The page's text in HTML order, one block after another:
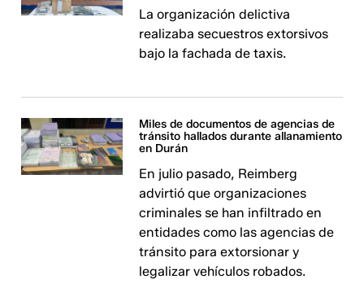
La organización delictiva
realizaba secuestros extorsivos
bajo la fachada de taxis.
Miles de documentos de agencias de
tránsito hallados durante allanamiento
en Durán
En julio pasado, Reimberg
advirtió que organizaciones
criminales se han infiltrado en
entidades como las agencias de
tránsito para extorsionar y
legalizar vehículos robados.